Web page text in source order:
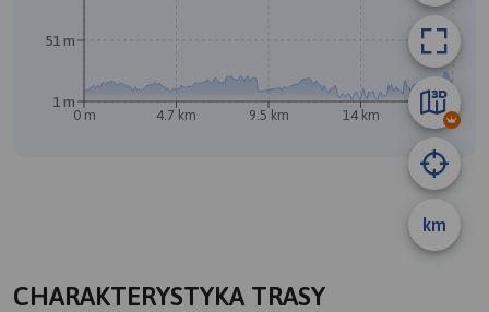
km
0 m 4.7 km 9.5 km 14 km 19 km
1 m
51 m
CHARAKTERYSTYKA TRASY